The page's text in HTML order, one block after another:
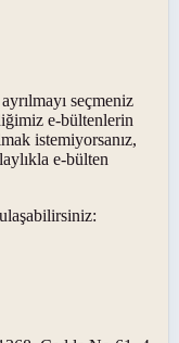
seçmeniz
e-bültenlerin
istemiyorsanız,
e-bülten